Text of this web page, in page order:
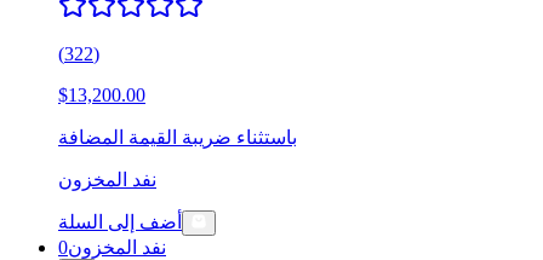
(322)
$13,200.00
باستثناء ضريبة القيمة المضافة
نفد المخزون
أضف إلى السلة
نفد المخزون0